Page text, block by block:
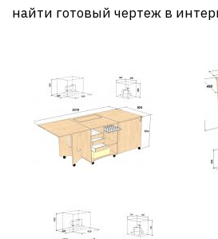
найти готовый чертеж в